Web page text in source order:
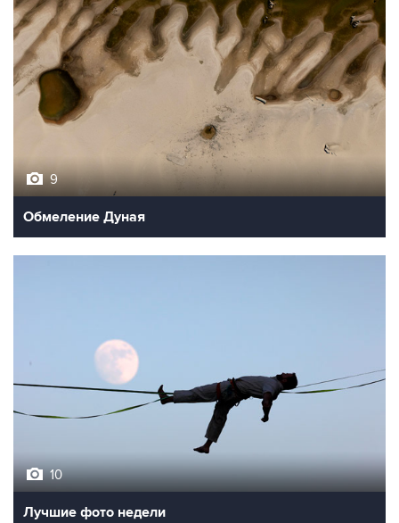
9
Обмеление Дуная
10
Лучшие фото недели